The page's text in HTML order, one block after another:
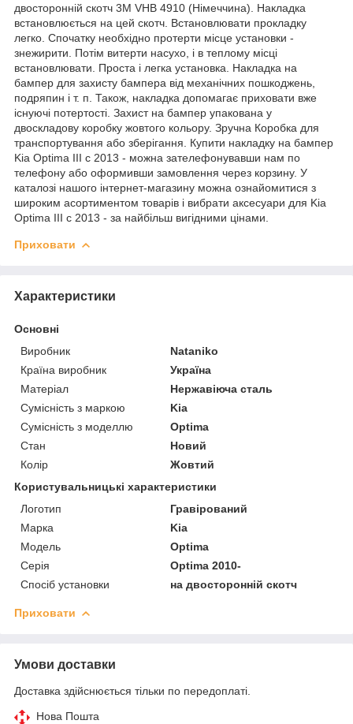
двосторонній скотч 3M VHB 4910 (Німеччина). Накладка
встановлюється на цей скотч. Встановлювати прокладку
легко. Спочатку необхідно протерти місце установки -
знежирити. Потім витерти насухо, і в теплому місці
встановлювати. Проста і легка установка. Накладка на
бампер для захисту бампера від механічних пошкоджень,
подряпин і т. п. Також, накладка допомагає приховати вже
існуючі потертості. Захист на бампер упакована у
двоскладову коробку жовтого кольору. Зручна Коробка для
транспортування або зберігання. Купити накладку на бампер
Kia Optima III c 2013 - можна зателефонувавши нам по
телефону або оформивши замовлення через корзину. У
каталозі нашого інтернет-магазину можна ознайомитися з
широким асортиментом товарів і вибрати аксесуари для Kia
Optima III c 2013 - за найбільш вигідними цінами.
Приховати
Характеристики
Основні
Виробник
Nataniko
Країна виробник
Україна
Матеріал
Нержавіюча сталь
Сумісність з маркою
Kia
Сумісність з моделлю
Optima
Стан
Новий
Колір
Жовтий
Користувальницькі характеристики
Логотип
Гравірований
Марка
Kia
Мoдель
Optima
Серія
Optima 2010-
Спосіб установки
на двосторонній скотч
Приховати
Умови доставки
Доставка здійснюється тільки по передоплаті.
Нова Пошта